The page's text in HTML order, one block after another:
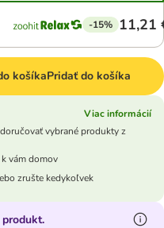
-15% 11,21
košíkaPridať do košíka
Viac informácií
vybrané produkty z
vám domov
zrušte kedykoľvek